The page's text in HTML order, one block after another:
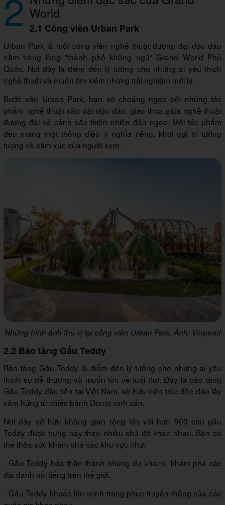
World
2.1 Công viên Urban Park
Urban Park là một công viên nghệ thuật đương đại độc đáo
nằm trong lòng "thành phố không ngủ" Grand World Phú
Quốc. Nơi đây là điểm đến lý tưởng cho những ai yêu thích
nghệ thuật và muốn tìm kiếm những trải nghiệm mới lạ.
Bước vào Urban Park, bạn sẽ choáng ngợp bởi những tác
phẩm nghệ thuật sắp đặt độc đáo, giao thoa giữa nghệ thuật
đương đại và cảnh sắc thiên nhiên đảo ngọc. Mỗi tác phẩm
đều mang một thông điệp ý nghĩa riêng, khơi gợi trí tưởng
tượng và cảm xúc của người xem.
Những hình ảnh thú vị tại công viên Urban Park. Ảnh: Vinpearl
2.2 Bảo tàng Gấu Teddy
Bảo tàng Gấu Teddy là điểm đến lý tưởng cho những ai yêu
thích sự dễ thương và muốn tìm về tuổi thơ. Đây là bảo tàng
Gấu Teddy đầu tiên tại Việt Nam, sở hữu kiến trúc độc đáo lấy
cảm hứng từ chiếc bánh Donut xinh xắn.
Nơi đây sở hữu không gian rộng lớn với hơn 500 chú gấu
Teddy được trưng bày theo nhiều chủ đề khác nhau. Bạn có
thể thỏa sức khám phá các khu vực như:
- Gấu Teddy hóa thân thành những du khách, khám phá các
địa danh nổi tiếng trên thế giới.
- Gấu Teddy khoác lên mình trang phục truyền thống của các